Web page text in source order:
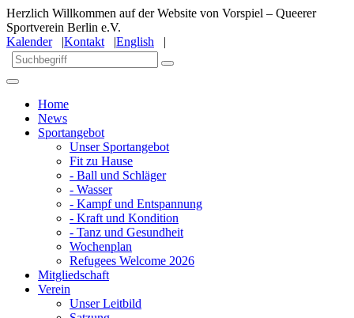
Herzlich Willkommen auf der Website von Vorspiel – Queerer
Sportverein Berlin e.V.
Kalender|Kontakt |English |
Home
News
Sportangebot
Unser Sportangebot
Fit zu Hause
- Ball und Schläger
- Wasser
- Kampf und Entspannung
- Kraft und Kondition
- Tanz und Gesundheit
Wochenplan
Refugees Welcome 2026
Mitgliedschaft
Verein
Unser Leitbild